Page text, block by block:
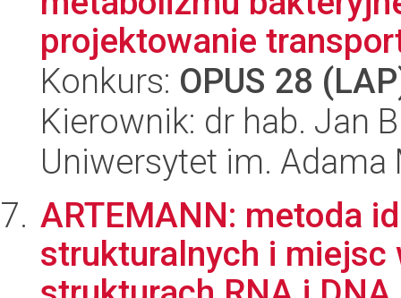
projektowanie
Konkurs: OPUS 28
Kierownik: dr hab. Jan
Uniwersytet im.
ARTEMANN: metoda
strukturalnych i